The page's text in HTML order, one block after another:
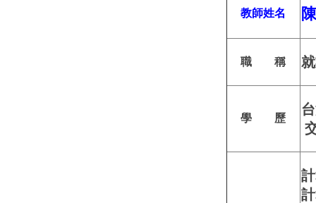
教師姓名
職 稱
學 歷